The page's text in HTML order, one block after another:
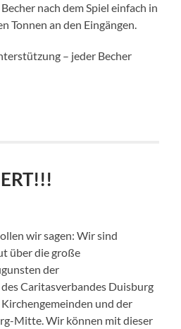
nach dem Spiel einfach in
Tonnen an den Eingängen.
– jeder Becher
wir sagen: Wir sind
über die große
der
Caritasverbandes Duisburg
und der
Mitte. Wir können mit dieser